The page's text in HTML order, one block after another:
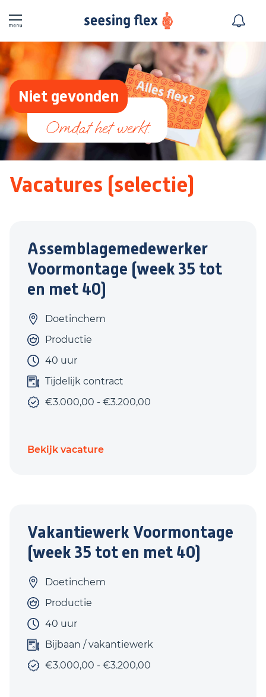
Niet gevonden
Vacatures (selectie)
Assemblagemedewerker
Voormontage (week 35 tot
en met 40)
Doetinchem
Productie
40 uur
Tijdelijk contract
€3.000,00 - €3.200,00
Bekijk vacature
Vakantiewerk Voormontage
(week 35 tot en met 40)
Doetinchem
Productie
40 uur
Bijbaan / vakantiewerk
€3.000,00 - €3.200,00